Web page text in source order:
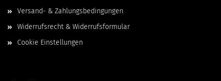
Versand- & Zahlungsbedingungen
Widerrufsrecht & Widerrufsformular
Cookie Einstellungen